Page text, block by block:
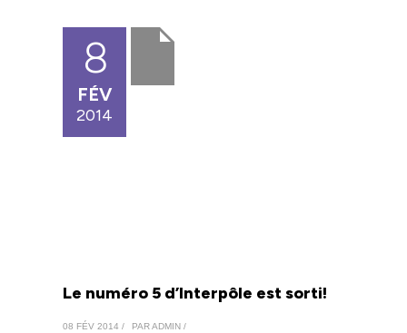
8
FÉV
2014
Le numéro 5 d’Interpôle est sorti!
08 FÉV 2014 /
PAR ADMIN /